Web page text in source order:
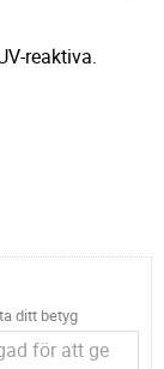
reaktiva.
ditt betyg